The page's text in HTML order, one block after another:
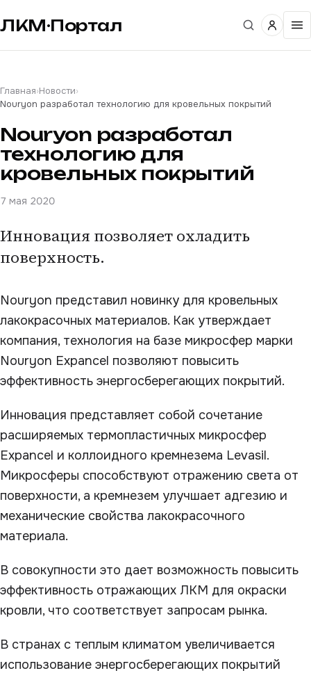
ЛКМ·Портал
Главная›Новости›
Nouryon разработал технологию для кровельных покрытий
Nouryon разработал
технологию для
кровельных покрытий
7 мая 2020
Инновация позволяет охладить
поверхность.
Nouryon представил новинку для кровельных
лакокрасочных материалов. Как утверждает
компания, технология на базе микросфер марки
Nouryon Expancel позволяют повысить
эффективность энергосберегающих покрытий.
Инновация представляет собой сочетание
расширяемых термопластичных микросфер
Expancel и коллоидного кремнезема Levasil.
Микросферы способствуют отражению света от
поверхности, а кремнезем улучшает адгезию и
механические свойства лакокрасочного
материала.
В совокупности это дает возможность повысить
эффективность отражающих ЛКМ для окраски
кровли, что соответствует запросам рынка.
В странах с теплым климатом увеличивается
использование энергосберегающих покрытий